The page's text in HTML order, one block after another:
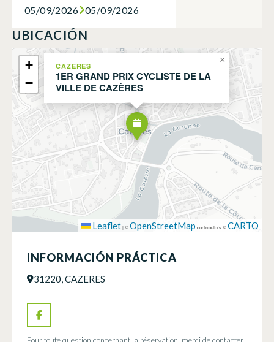
05/09/2026 05/09/2026
UBICACIÓN
CAZERES
1ER GRAND PRIX CYCLISTE DE LA
VILLE DE CAZÈRES
×
+
−
Leaflet|©OpenStreetMap contributors ©CARTO
INFORMACIÓN PRÁCTICA
31220, CAZERES
Pour toute question concernant la réservation, merci de contacter